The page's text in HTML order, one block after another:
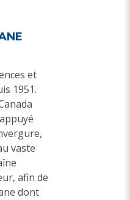
et
1951.
vaste
afin de
dont